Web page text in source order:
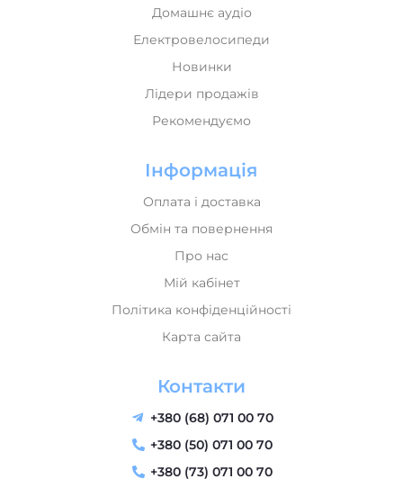
Домашнє аудіо
Електровелосипеди
Новинки
Лідери продажів
Рекомендуємо
Інформація
Оплата і доставка
Обмін та повернення
Про нас
Мій кабінет
Політика конфіденційності
Карта сайта
Контакти
+380 (68) 071 00 70
+380 (50) 071 00 70
+380 (73) 071 00 70